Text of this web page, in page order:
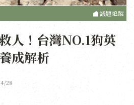
議題追蹤
人！台灣NO.1狗英
成解析
28